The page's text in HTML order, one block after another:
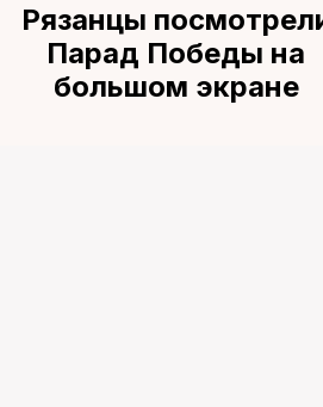
Рязанцы
Парад Победы на
большом экране